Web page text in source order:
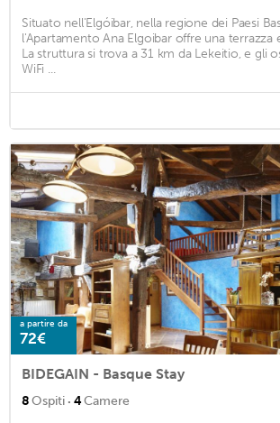
Situato nell'Elgóibar, nella regione dei Paesi
l'Apartamento Ana Elgoibar offre una terrazza
La struttura si trova a 31 km da Lekeitio, e gli
WiFi ...
a partire da
72€
BIDEGAIN - Basque Stay
8Ospiti · 4Camere